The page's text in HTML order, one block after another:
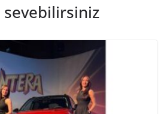
sevebilirsiniz